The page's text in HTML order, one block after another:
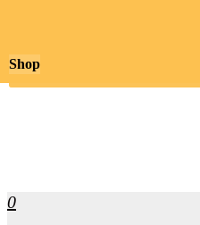
0
Shop